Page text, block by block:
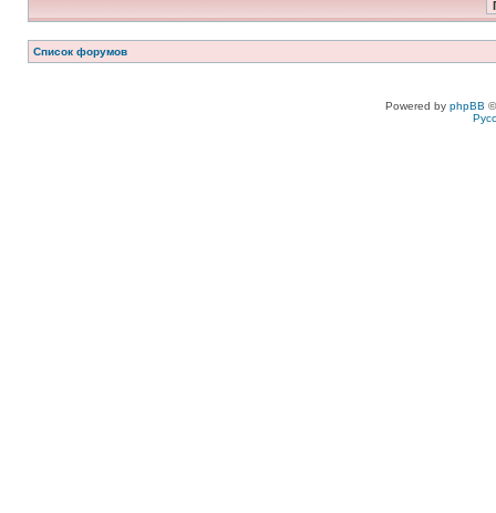
Список форумов
Powered by phpBB